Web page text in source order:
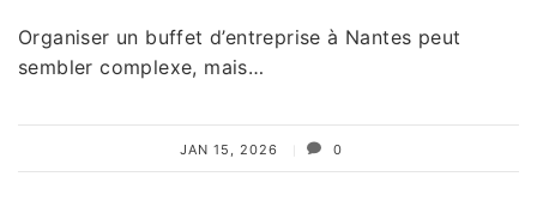
Organiser un buffet d’entreprise à Nantes peut
sembler complexe, mais…
JAN 15, 2026 0